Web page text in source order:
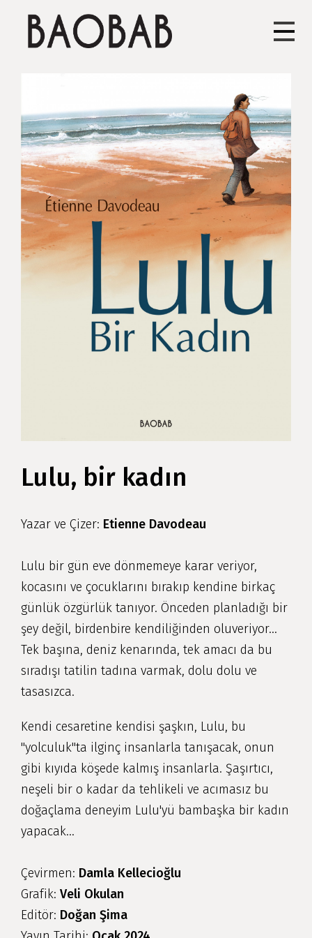
Lulu, bir kadın
Yazar ve Çizer: Etienne Davodeau
Lulu bir gün eve dönmemeye karar veriyor,
kocasını ve çocuklarını bırakıp kendine birkaç
günlük özgürlük tanıyor. Önceden planladığı bir
şey değil, birdenbire kendiliğinden oluveriyor...
Tek başına, deniz kenarında, tek amacı da bu
sıradışı tatilin tadına varmak, dolu dolu ve
tasasızca.
Kendi cesaretine kendisi şaşkın, Lulu, bu
"yolculuk"ta ilginç insanlarla tanışacak, onun
gibi kıyıda köşede kalmış insanlarla. Şaşırtıcı,
neşeli bir o kadar da tehlikeli ve acımasız bu
doğaçlama deneyim Lulu'yü bambaşka bir kadın
yapacak...
Çevirmen: Damla Kellecioğlu
Grafik: Veli Okulan
Editör: Doğan Şima